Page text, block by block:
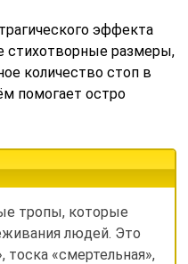
эффекта
стихотворные размеры,
количество стоп в
помогает остро
тропы, которые
людей. Это
тоска «смертельная»,